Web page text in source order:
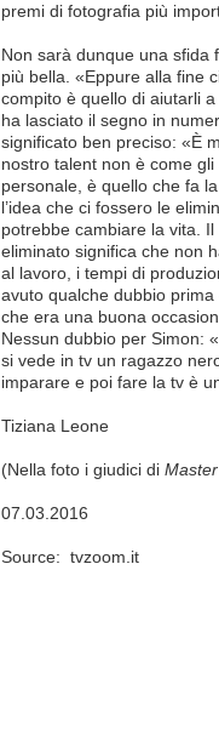
premi di fotografia più
Non sarà dunque una sfida
più bella. «Eppure alla fine
compito è quello di aiutarli
ha lasciato il segno in
significato ben preciso: «È
nostro talent non è come
personale, è quello che fa
l’idea che ci fossero le
potrebbe cambiare la vita.
eliminato significa che non
al lavoro, i tempi di
avuto qualche dubbio
che era una buona
Nessun dubbio per Simon:
si vede in tv un ragazzo
imparare e poi fare la tv è
Tiziana Leone
(Nella foto i giudici di
07.03.2016
Source: tvzoom.it